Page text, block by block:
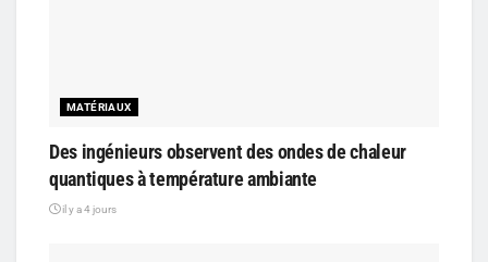
MATÉRIAUX
Des ingénieurs observent des ondes de chaleur
quantiques à température ambiante
il y a 4 jours